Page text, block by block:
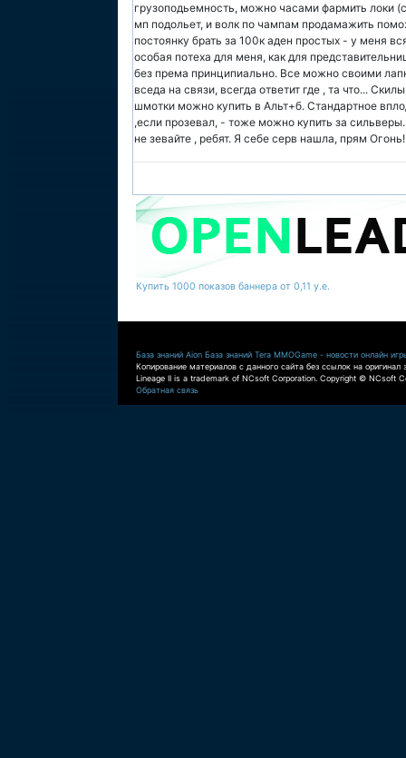
грузоподьемность, можно часами фармить локи
мп подольет, и волк по чампам продамажить
постоянку брать за 100к аден простых - у меня
особая потеха для меня, как для
без према принципиально. Все можно своими
вседа на связи, всегда ответит где , та что...
шмотки можно купить в Альт+б. Стандартное
,если прозевал, - тоже можно купить за
не зевайте , ребят. Я себе серв нашла, прям Огонь!
Купить 1000 показов баннера от 0,11 у.е.
База знаний Aion База знаний Tera MMOGame - новости онлайн
Копирование материалов с данного сайта без ссылок на оригинал
Lineage II is a trademark of NCsoft Corporation. Copyright © NCsoft
Обратная связь